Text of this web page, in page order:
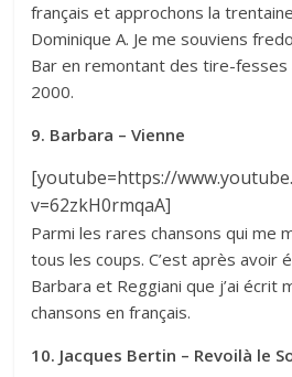
français et approchons la
Dominique A. Je me souviens
Bar en remontant des tire-fesses
2000.
9. Barbara – Vienne
[youtube=https://
v=62zkH0rmqaA]
Parmi les rares chansons qui me
tous les coups. C’est après avoir
Barbara et Reggiani que j’ai écrit
chansons en français.
10. Jacques Bertin – Revoilà le